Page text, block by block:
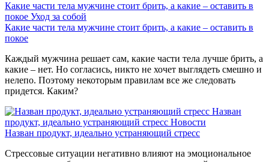
Какие части тела мужчине стоит брить, а какие – оставить в
покое Уход за собой
Какие части тела мужчине стоит брить, а какие – оставить в
покое
Каждый мужчина решает сам, какие части тела лучше брить, а
какие – нет. Но согласись, никто не хочет выглядеть смешно и
нелепо. Поэтому некоторым правилам все же следовать
придется. Каким?
Назван
продукт, идеально устраняющий стресс Новости
Назван продукт, идеально устраняющий стресс
Стрессовые ситуации негативно влияют на эмоциональное